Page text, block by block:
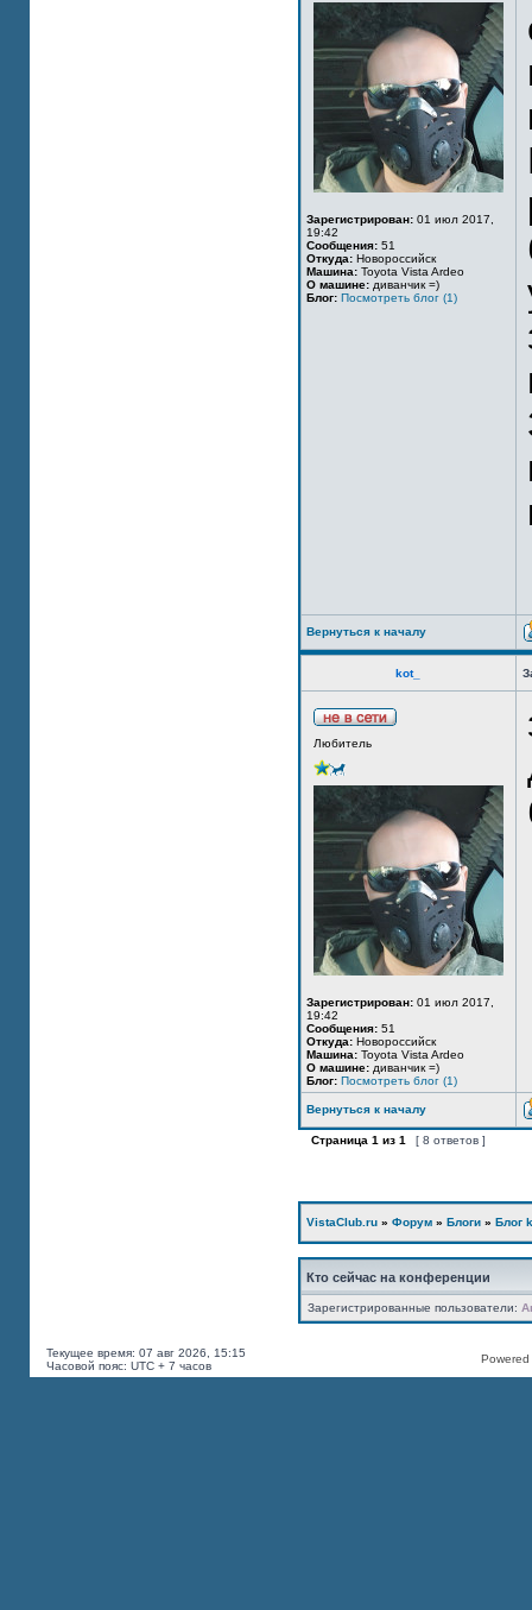
Зарегистрирован: 01 июл 2017,
19:42
Сообщения: 51
Откуда: Новороссийск
Машина: Toyota Vista Ardeo
О машине: диванчик =)
Блог: Посмотреть блог (1)
Вернуться к началу
kot_
Любитель
Зарегистрирован: 01 июл 2017,
19:42
Сообщения: 51
Откуда: Новороссийск
Машина: Toyota Vista Ardeo
О машине: диванчик =)
Блог: Посмотреть блог (1)
Вернуться к началу
Страница 1 из 1 [ 8 ответов ]
VistaClub.ru » Форум » Блоги » Блог
Кто сейчас на конференции
Зарегистрированные пользователи:
Текущее время: 07 авг 2026, 15:15
Часовой пояс: UTC + 7 часов